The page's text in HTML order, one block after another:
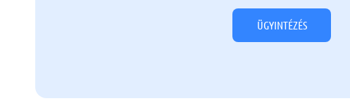
ÜGYINTÉZÉS